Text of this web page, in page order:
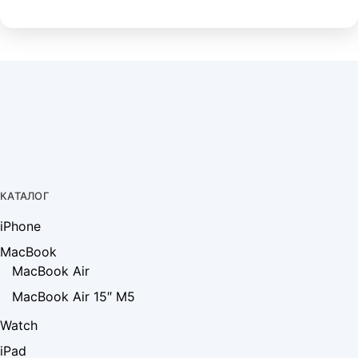
КАТАЛОГ
iPhone
MacBook
MacBook Air
MacBook Air 15″ M5
Watch
iPad